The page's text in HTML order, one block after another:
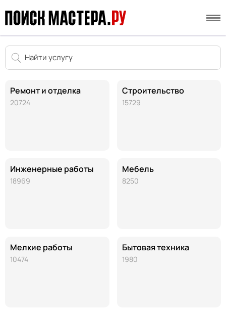
Ремонт и отделка
20724
Инженерные работы
18969
Мелкие работы
10474
Строительство
15729
Мебель
8250
Бытовая техника
1980